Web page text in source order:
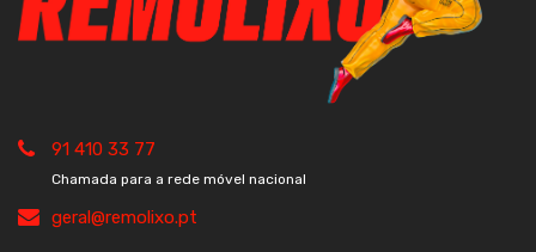
91 410 33 77
Chamada para a rede móvel nacional
geral@remolixo.pt